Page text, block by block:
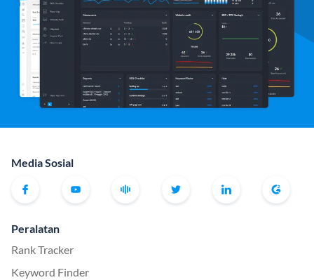
Media Sosial
Peralatan
Rank Tracker
Keyword Finder